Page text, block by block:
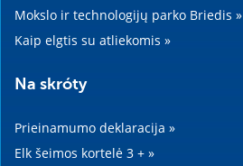
Mokslo ir technologijų parko Briedis »
Kaip elgtis su atliekomis »
Na skróty
Prieinamumo deklaracija »
Elk šeimos kortelė 3 + »